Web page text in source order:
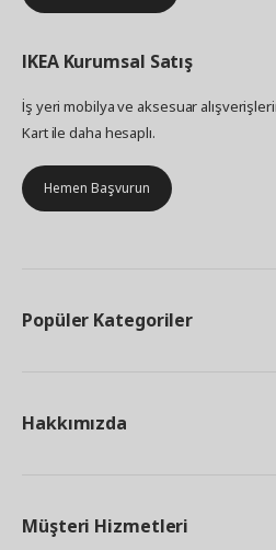
IKEA Kurumsal Satış
İş yeri mobilya ve aksesuar
Kart ile daha hesaplı.
Hemen Başvurun
Popüler Kategoriler
Hakkımızda
Müşteri Hizmetleri